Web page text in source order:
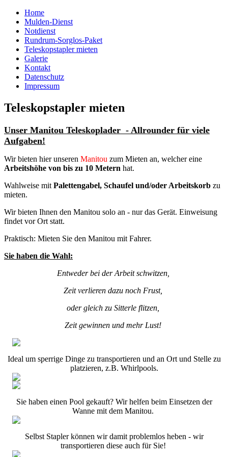
Home
Mulden-Dienst
Notdienst
Rundrum-Sorglos-Paket
Teleskopstapler mieten
Galerie
Kontakt
Datenschutz
Impressum
Teleskopstapler mieten
Unser Manitou Teleskoplader - Allrounder für viele
Aufgaben!
Wir bieten hier unseren Manitou zum Mieten an, welcher eine
Arbeitshöhe von bis zu 10 Metern hat.
Wahlweise mit Palettengabel, Schaufel und/oder Arbeitskorb zu
mieten.
Wir bieten Ihnen den Manitou solo an - nur das Gerät. Einweisung
findet vor Ort statt.
Praktisch: Mieten Sie den Manitou mit Fahrer.
Sie haben die Wahl:
Entweder bei der Arbeit schwitzen,
Zeit verlieren dazu noch Frust,
oder gleich zu Sitterle flitzen,
Zeit gewinnen und mehr Lust!
Ideal um sperrige Dinge zu transportieren und an Ort und Stelle zu
platzieren, z.B. Whirlpools.
Sie haben einen Pool gekauft? Wir helfen beim Einsetzen der
Wanne mit dem Manitou.
Selbst Stapler können wir damit problemlos heben - wir
transportieren diese auch für Sie!